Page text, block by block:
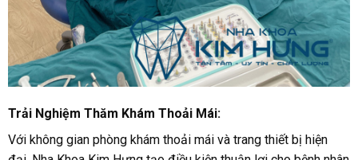
Trải Nghiệm Thăm Khám Thoải Mái:
Với không gian phòng khám thoải mái và trang thiết bị hiện